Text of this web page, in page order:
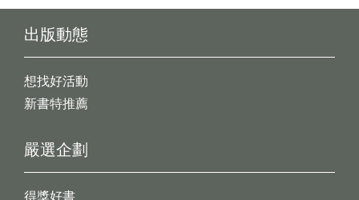
出版動態
想找好活動
新書特推薦
嚴選企劃
得獎好書